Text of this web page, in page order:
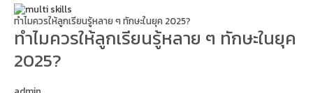
ทำไมควรให้ลูกเรียนรู้หลาย ๆ ทักษะในยุค 2025?
ทำไมควรให้ลูกเรียนรู้หลาย ๆ ทักษะในยุค
2025?